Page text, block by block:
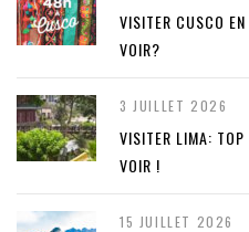
VISITER CUSCO
VOIR?
3 JUILLET 2026
VISITER LIMA:
VOIR !
15 JUILLET 2026